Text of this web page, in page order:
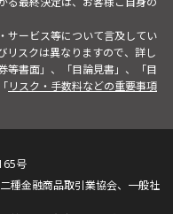
サービス等について言及してい
リスクは異なりますので、詳し
等書面」、「目論見書」、「目
リスク・手数料などの重要事項
号
種金融商品取引業協会、一般社